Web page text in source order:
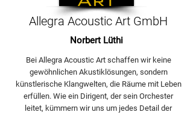
Allegra Acoustic Art GmbH
Norbert Lüthi
Bei Allegra Acoustic Art schaffen wir keine
gewöhnlichen Akustiklösungen, sondern
künstlerische Klangwelten, die Räume mit Leben
erfüllen. Wie ein Dirigent, der sein Orchester
leitet, kümmern wir uns um jedes Detail der